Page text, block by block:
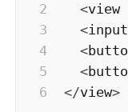
<view
<
<
<
</view>